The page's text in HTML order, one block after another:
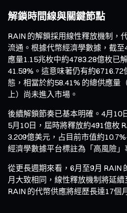
解鎖時間線與關鍵節點
RAIN 的解鎖採用線性釋放機制，
流通。根據代幣經濟學數據，截
應量1.15兆枚中約4783.28億枚已
41.59%。這意味著仍有約6716.72
態，相當於約58.41% 的總供應量
上）尚未進入市場。
後續解鎖節奏已基本明確。4月10
5月10日，屆時將釋放約491億枚
3.209億美元，占目前市值約
經濟學數據平台標註為「高風險」
從更長週期來看，6月至9月 RAIN
月大致相同，線性釋放機制將延
RAIN 的代幣供應將經歷長達17個